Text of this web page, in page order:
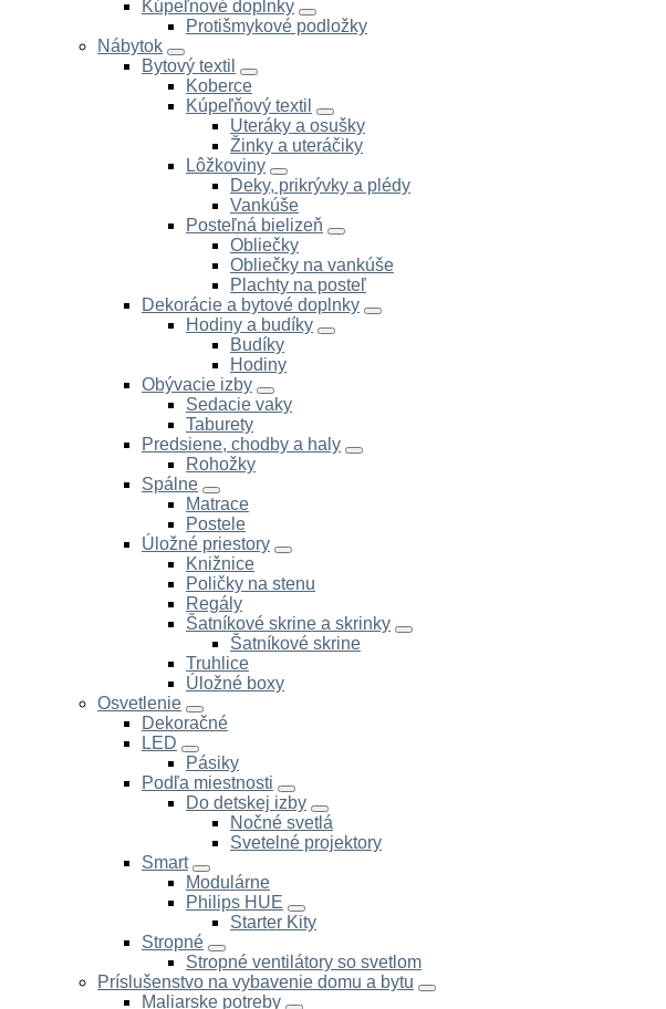
Kúpeľnové doplnky
Protišmykové podložky
Nábytok
Bytový textil
Koberce
Kúpeľňový textil
Uteráky a osušky
Žinky a uteráčiky
Lôžkoviny
Deky, prikrývky a plédy
Vankúše
Posteľná bielizeň
Obliečky
Obliečky na vankúše
Plachty na posteľ
Dekorácie a bytové doplnky
Hodiny a budíky
Budíky
Hodiny
Obývacie izby
Sedacie vaky
Taburety
Predsiene, chodby a haly
Rohožky
Spálne
Matrace
Postele
Úložné priestory
Knižnice
Poličky na stenu
Regály
Šatníkové skrine a skrinky
Šatníkové skrine
Truhlice
Úložné boxy
Osvetlenie
Dekoračné
LED
Pásiky
Podľa miestnosti
Do detskej izby
Nočné svetlá
Svetelné projektory
Smart
Modulárne
Philips HUE
Starter Kity
Stropné
Stropné ventilátory so svetlom
Príslušenstvo na vybavenie domu a bytu
Maliarske potreby